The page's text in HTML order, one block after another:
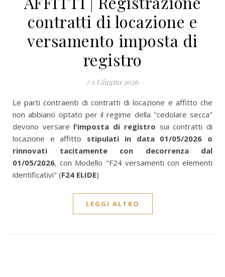
contratti di locazione e
versamento imposta di
registro
/ 1 Giugno 2026
Le parti contraenti di contratti di locazione e affitto che
non abbiano optato per il regime della "cedolare secca"
devono versare l'imposta di registro sui contratti di
locazione e affitto stipulati in data 01/05/2026 o
rinnovati tacitamente con decorrenza dal
01/05/2026, con Modello "F24 versamenti con elementi
identificativi" (F24 ELIDE)
LEGGI ALTRO